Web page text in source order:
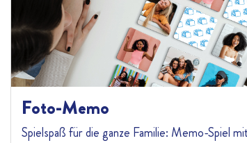
Foto-Memo
Spielspaß für die ganze Familie: Memo-Spiel